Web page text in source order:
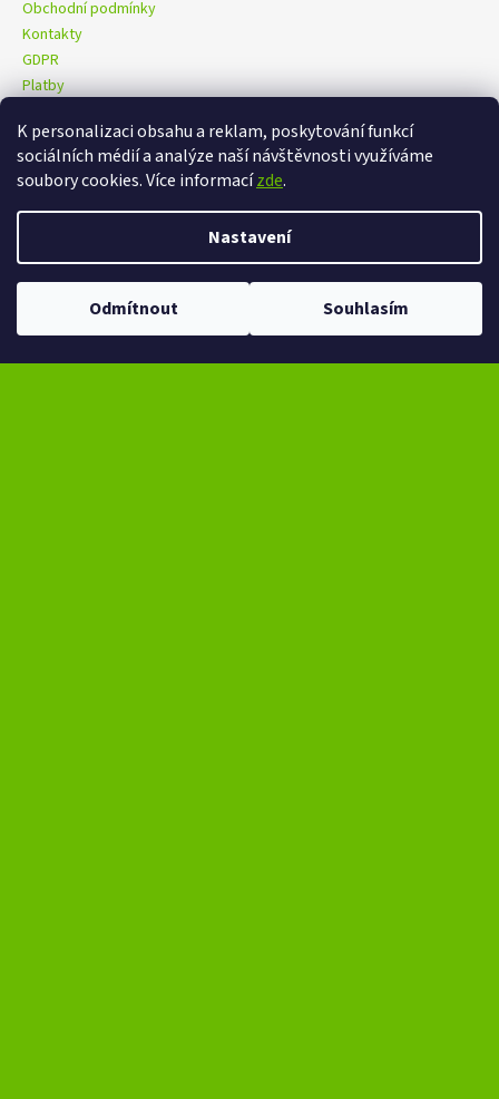
K personalizaci obsahu a reklam, poskytování funkcí
sociálních médií a analýze naší návštěvnosti využíváme
soubory cookies. Více informacízde.
Nastavení
Odmítnout Souhlasím
Ve dnech 13-14.8 omezení provozu V případě návštěvy se dotazujte na
Obchodní podmínky
Kontakty
GDPR
Platby
eXtrem-audio na facebooku eXtrem-audio na Instagramu
Copyright 2026eXtrem-audio.cz. Všechna práva vyhrazena.
Upravit nastavení cookies